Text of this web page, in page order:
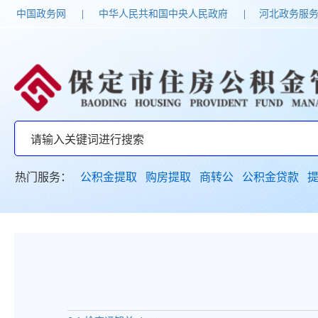
中国政务网 中华人民共和国中央人民政府 河北政务服
热门服务： 公积金提取 购房提取 商转公 公积金贷款